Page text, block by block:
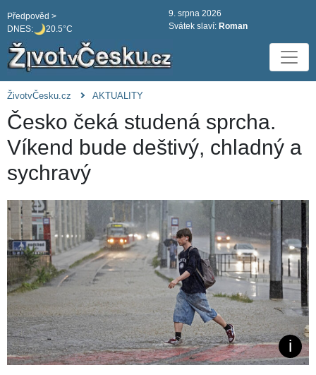
DNES: 20.5°C
Předpověd >
9. srpna 2026
Svátek slaví: Roman
ŽivotvČesku.cz AKTUALITY
Česko čeká studená sprcha.
Víkend bude deštivý, chladný a
sychravý